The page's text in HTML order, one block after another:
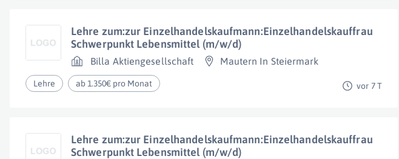
Lehre zum:zur Einzelhandelskaufmann:Einzelhandelskauffrau
Schwerpunkt Lebensmittel (m/w/d)
Billa Aktiengesellschaft Mautern In Steiermark
Lehre ab 1.350€ pro Monat vor 7 T
Lehre zum:zur Einzelhandelskaufmann:Einzelhandelskauffrau
Schwerpunkt Lebensmittel (m/w/d)